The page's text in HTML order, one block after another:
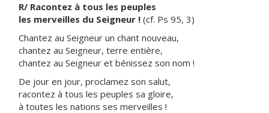
R/ Racontez à tous les peuples
les merveilles du Seigneur ! (cf. Ps 95, 3)
Chantez au Seigneur un chant nouveau,
chantez au Seigneur, terre entière,
chantez au Seigneur et bénissez son nom !
De jour en jour, proclamez son salut,
racontez à tous les peuples sa gloire,
à toutes les nations ses merveilles !